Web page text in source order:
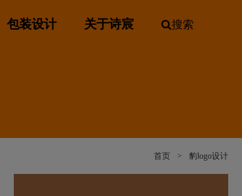
包装设计 关于诗宸 搜索
首页 > 豹logo设计